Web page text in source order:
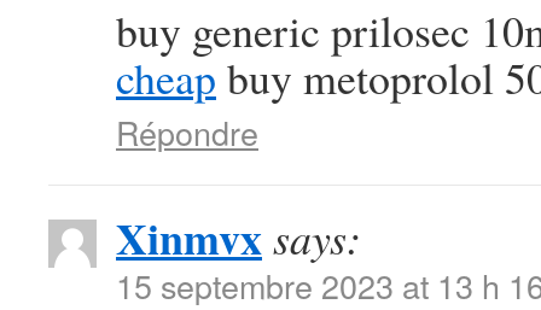
buy generic prilosec
cheap buy metoprolol
Répondre
Xinmvxsays:
15 septembre 2023 at 13 h